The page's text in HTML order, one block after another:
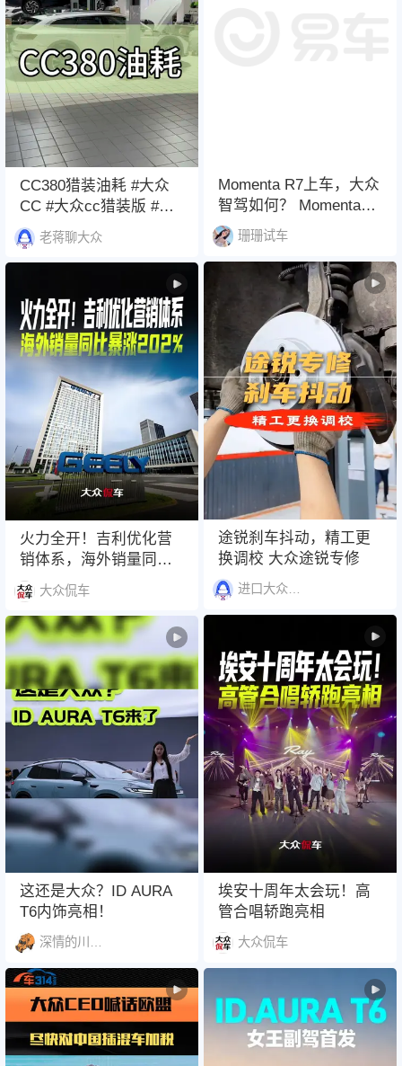
CC380猎装油耗 #大众
CC #大众cc猎装版 #贵
阳老蒋 #旅行车
老蒋聊大众
火力全开！吉利优化营
销体系，海外销量同比
暴涨202%#吉利汽车集
团
大众侃车
这还是大众？ID AURA
T6内饰亮相！
深情的川柏树1397
Momenta R7上车，大众
智驾如何？ Momenta
R7上车，谁说大众辅助
驾驶不行？#大众9X首发
MomentaR7世界模型 #
大众9X #大众9X物理AI
首车
珊珊试车
途锐刹车抖动，精工更
换调校 大众途锐专修
进口大众高端服务
埃安十周年太会玩！高
管合唱轿跑亮相
大众侃车